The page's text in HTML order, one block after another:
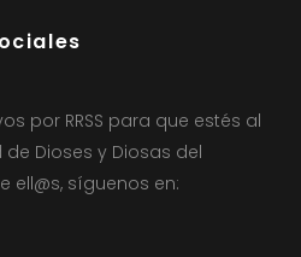
por RRSS para que estés al
Dioses y Diosas del
ell@s, síguenos en: